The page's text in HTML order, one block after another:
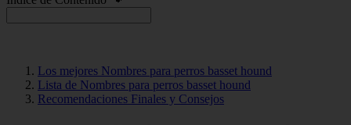
Los mejores Nombres para perros basset hound
Lista de Nombres para perros basset hound
Recomendaciones Finales y Consejos